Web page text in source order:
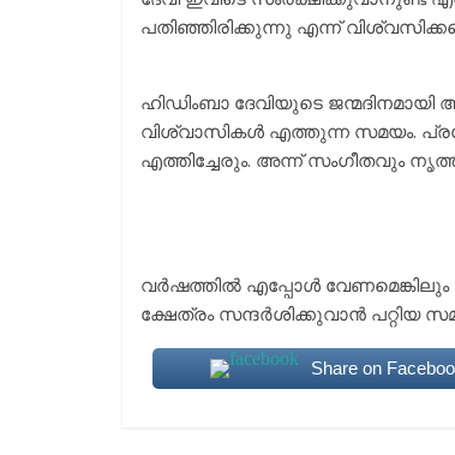
പതിഞ്ഞിരിക്കുന്നു എന്ന്
ഹിഡിംബാ ദേവിയുടെ
വിശ്വാസികള്‍ എത്തുന്ന സമയം.
എത്തിച്ചേരും. അന്ന് സംഗീതവും
വര്‍ഷത്തില്‍ എപ്പോള്‍ വേണമെങ്കിലും
ക്ഷേത്രം സന്ദര്‍ശിക്കുവാന്‍ പറ്റിയ
Share on